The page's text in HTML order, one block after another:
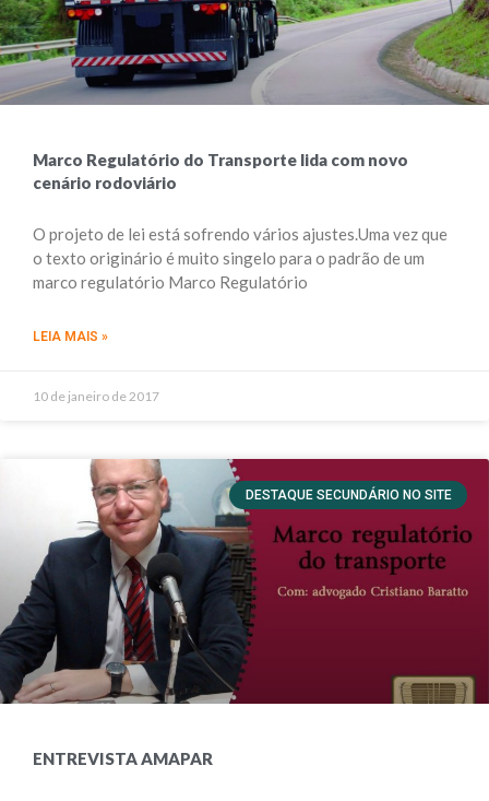
Marco Regulatório do Transporte lida com novo
cenário rodoviário
O projeto de lei está sofrendo vários ajustes.Uma vez que
o texto originário é muito singelo para o padrão de um
marco regulatório Marco Regulatório
LEIA MAIS »
10 de janeiro de 2017
DESTAQUE SECUNDÁRIO NO SITE
ENTREVISTA AMAPAR